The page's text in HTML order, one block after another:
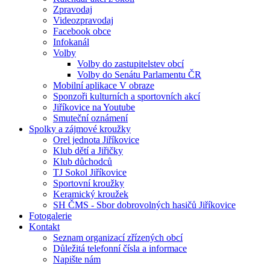
Zpravodaj
Videozpravodaj
Facebook obce
Infokanál
Volby
Volby do zastupitelstev obcí
Volby do Senátu Parlamentu ČR
Mobilní aplikace V obraze
Sponzoři kulturních a sportovních akcí
Jiříkovice na Youtube
Smuteční oznámení
Spolky a zájmové kroužky
Orel jednota Jiříkovice
Klub dětí a Jiřičky
Klub důchodců
TJ Sokol Jiříkovice
Sportovní kroužky
Keramický kroužek
SH ČMS - Sbor dobrovolných hasičů Jiříkovice
Fotogalerie
Kontakt
Seznam organizací zřízených obcí
Důležitá telefonní čísla a informace
Napište nám